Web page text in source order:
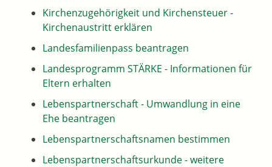
Kirchenzugehörigkeit und Kirchensteuer -
Kirchenaustritt erklären
Landesfamilienpass beantragen
Landesprogramm STÄRKE - Informationen für
Eltern erhalten
Lebenspartnerschaft - Umwandlung in eine
Ehe beantragen
Lebenspartnerschaftsnamen bestimmen
Lebenspartnerschaftsurkunde - weitere